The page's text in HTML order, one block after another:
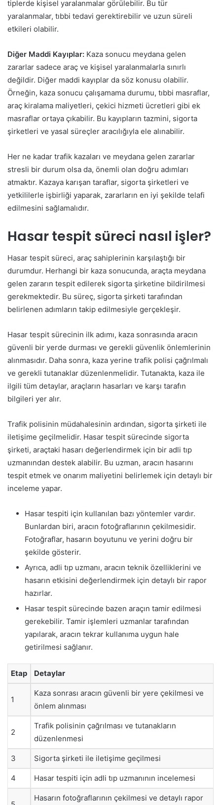
tiplerde kişisel yaralanmalar görülebilir. Bu tür
yaralanmalar, tıbbi tedavi gerektirebilir ve uzun süreli
etkileri olabilir.
Diğer Maddi Kayıplar: Kaza sonucu meydana gelen
zararlar sadece araç ve kişisel yaralanmalarla sınırlı
değildir. Diğer maddi kayıplar da söz konusu olabilir.
Örneğin, kaza sonucu çalışamama durumu, tıbbi masraflar,
araç kiralama maliyetleri, çekici hizmeti ücretleri gibi ek
masraflar ortaya çıkabilir. Bu kayıpların tazmini, sigorta
şirketleri ve yasal süreçler aracılığıyla ele alınabilir.
Her ne kadar trafik kazaları ve meydana gelen zararlar
stresli bir durum olsa da, önemli olan doğru adımları
atmaktır. Kazaya karışan taraflar, sigorta şirketleri ve
yetkililerle işbirliği yaparak, zararların en iyi şekilde telafi
edilmesini sağlamalıdır.
Hasar tespit süreci nasıl işler?
Hasar tespit süreci, araç sahiplerinin karşılaştığı bir
durumdur. Herhangi bir kaza sonucunda, araçta meydana
gelen zararın tespit edilerek sigorta şirketine bildirilmesi
gerekmektedir. Bu süreç, sigorta şirketi tarafından
belirlenen adımların takip edilmesiyle gerçekleşir.
Hasar tespit sürecinin ilk adımı, kaza sonrasında aracın
güvenli bir yerde durması ve gerekli güvenlik önlemlerinin
alınmasıdır. Daha sonra, kaza yerine trafik polisi çağrılmalı
ve gerekli tutanaklar düzenlenmelidir. Tutanakta, kaza ile
ilgili tüm detaylar, araçların hasarları ve karşı tarafın
bilgileri yer alır.
Trafik polisinin müdahalesinin ardından, sigorta şirketi ile
iletişime geçilmelidir. Hasar tespit sürecinde sigorta
şirketi, araçtaki hasarı değerlendirmek için bir adli tıp
uzmanından destek alabilir. Bu uzman, aracın hasarını
tespit etmek ve onarım maliyetini belirlemek için detaylı bir
inceleme yapar.
Hasar tespiti için kullanılan bazı yöntemler vardır.
Bunlardan biri, aracın fotoğraflarının çekilmesidir.
Fotoğraflar, hasarın boyutunu ve yerini doğru bir
şekilde gösterir.
Ayrıca, adli tıp uzmanı, aracın teknik özelliklerini ve
hasarın etkisini değerlendirmek için detaylı bir rapor
hazırlar.
Hasar tespit sürecinde bazen araçın tamir edilmesi
gerekebilir. Tamir işlemleri uzmanlar tarafından
yapılarak, aracın tekrar kullanıma uygun hale
getirilmesi sağlanır.
Etap Detaylar
1
Kaza sonrası aracın güvenli bir yere çekilmesi ve
önlem alınması
2
Trafik polisinin çağrılması ve tutanakların
düzenlenmesi
3 Sigorta şirketi ile iletişime geçilmesi
4 Hasar tespiti için adli tıp uzmanının incelemesi
Hasarın fotoğraflarının çekilmesi ve detaylı rapor